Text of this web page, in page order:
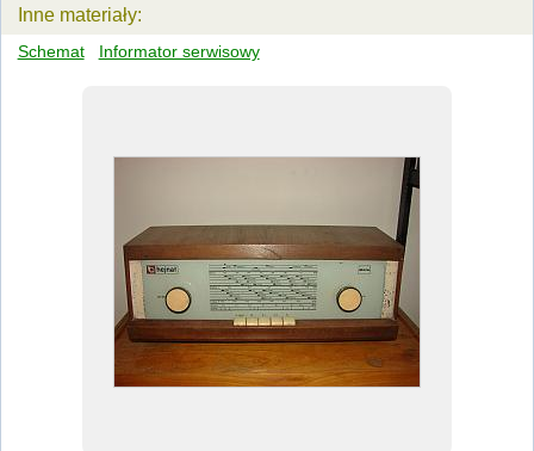
Inne materiały:
Schemat Informator serwisowy